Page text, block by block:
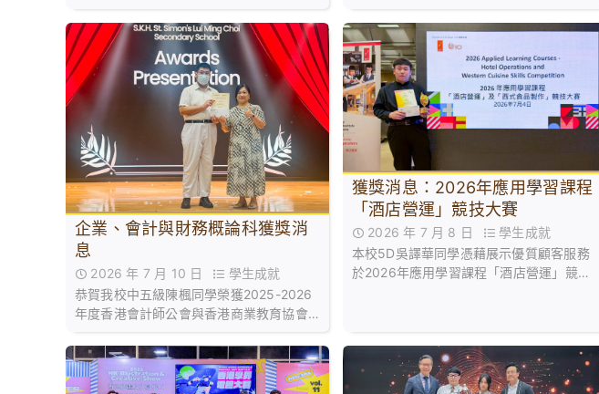
企業、會計與財務概論科獲獎消
息
2026 年 7 月 10 日
學生成就
恭賀我校中五級陳楓同學榮獲2025-2026
年度香港會計師公會與香港商業教育協會
在表揚在企業、會計與財務概論科表現優
秀的學生。
獲獎消息：2026年應用學習課程
「酒店營運」競技大賽
2026 年 7 月 8 日
學生成就
本校5D吳譯華同學憑藉展示優質顧客服務
於2026年應用學習課程「酒店營運」競技